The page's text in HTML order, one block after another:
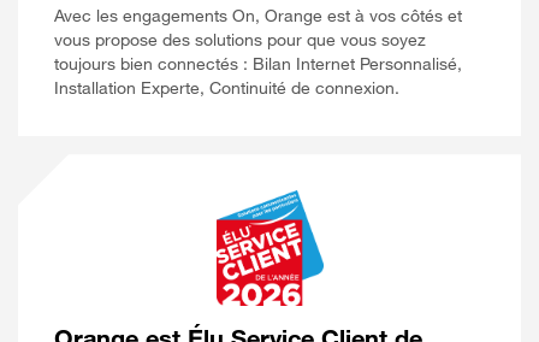
Avec les engagements On, Orange est à vos côtés et
vous propose des solutions pour que vous soyez
toujours bien connectés : Bilan Internet Personnalisé,
Installation Experte, Continuité de connexion.